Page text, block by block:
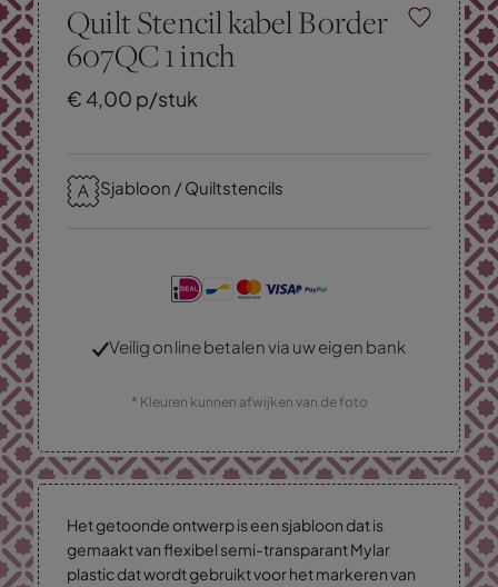
Quilt Stencil kabel Border
607QC 1 inch
€ 4,00 p/stuk
Sjabloon / Quiltstencils
Veilig online betalen via uw eigen bank
* Kleuren kunnen afwijken van de foto
Het getoonde ontwerp is een sjabloon dat is
gemaakt van flexibel semi-transparant Mylar
plastic dat wordt gebruikt voor het markeren van